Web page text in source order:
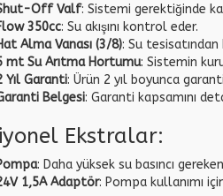
Off Valf: Sistemi gerektiğinde
350cc: Su akışını kontrol eder.
Alma Vanası (3/8): Su tesisatından
mt Su Arıtma Hortumu: Sistemin
Yıl Garanti: Ürün 2 yıl boyunca
Belgesi: Garanti kapsamını
Ekstralar:
: Daha yüksek su basıncı
1,5A Adaptör: Pompa kullanımı